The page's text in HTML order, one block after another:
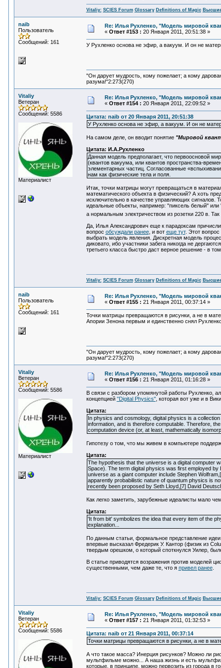
Vitaliy: SCIES Forum Glossary Definitions of Magic
naib
Пользователь
Сообщений: 161
Re: Илья Рухленко, "Модель мировой
« Ответ #153 : 20 Января 2011, 20:51:38 »
У Рухленко основа не эфир, а вакуум. И он не
"Он дарует мудрость, кому пожелает; а кому
разума!"2:273(270)
Vitaliy
Ветеран
Сообщений: 5586
Материалист
Re: Илья Рухленко, "Модель мировой
« Ответ #154 : 20 Января 2011, 22:09:52 »
Цитата: naib от 20 Января 2011, 20:51:38
У Рухленко основа не эфир, а вакуум. И он не
На самом деле, он вводит понятие "Мировой
Цитата: И.А.Рухленко
Данная модель предполагает, что первоосновой
(квантов вакуума, или квантов пространства-
элементарных частиц. Согласованные
нам как физические тела и поля.
Итак, точки матрицы могут превращаться в
математического объекта в физический? А хоть
исключительно в качестве управляющих сигналов.
идеальные объекты, например: "пиксель белый"
а нормальным электричеством из розетки 220 в.
Да, Илья Александрович еще к парадоксам
вопрос обсуждали ранее, и вот еще тут. Этот
выбрать модель явления. Дискретная модель
диковато, ибо участники забега никогда не
третьего класса быстро даст верное решение - в
Vitaliy: SCIES Forum Glossary Definitions of Magic
naib
Пользователь
Сообщений: 161
Re: Илья Рухленко, "Модель мировой
« Ответ #155 : 21 Января 2011, 00:37:14 »
Точки матрицы превращаются в рисунки, а не в
Апории Зенона первым и единственно снял
"Он дарует мудрость, кому пожелает; а кому
разума!"2:273(270)
Vitaliy
Ветеран
Сообщений: 5586
Материалист
Re: Илья Рухленко, "Модель мировой
« Ответ #156 : 21 Января 2011, 01:16:28 »
В связи с разбором упомянутой работы Рухленко,
концепцией "Digital Physics", которая вот уже и в
Цитата:
In physics and cosmology, digital physics is a
information, and is therefore computable. Therefore,
computation device (or, at least, mathematically
Гипотезу о том, что мы живем в компьютере
Цитата:
The hypothesis that the universe is a digital computer
Space). The term digital physics was first employed
universe as a giant computer include Stephen
apparently probabilistic nature of quantum physics is
recently been proposed by Seth Lloyd,[7] David
Как легко заметить, зарубежные идеалисты мало
Цитата:
'It from bit' symbolizes the idea that every item of the
explanation...
По данным статьи, формальное представление
впервые высказал Фредерик У. Кантор (физик из
твердым орешком, о который споткнулся Уилер,
В статье приводятся возражения против моделей
существенными, чем даже те, что я привел ранее.
Vitaliy: SCIES Forum Glossary Definitions of Magic
Vitaliy
Ветеран
Сообщений: 5586
Re: Илья Рухленко, "Модель мировой
« Ответ #157 : 21 Января 2011, 01:32:53 »
Цитата: naib от 21 Января 2011, 00:37:14
Точки матрицы превращаются в рисунки, а не в
А что такое масса? Инерция рисунков? Можно ли
мультфильме можно... А наша жизнь и есть
которые, в принципе, можно первозить из города в